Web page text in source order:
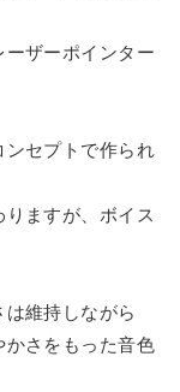
ザーポインター
セプトで作られ
ますが、ボイス
維持しながら
かさをもった音色